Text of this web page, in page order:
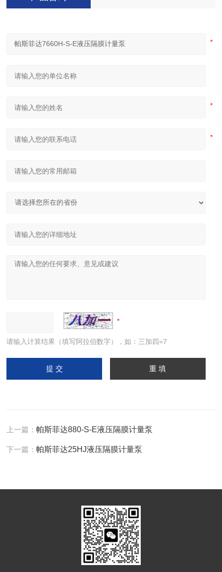
请输入计算结果（填写阿拉伯数字），如：三加四=7
上一篇：帕斯菲达880-S-E液压隔膜计量泵
下一篇：帕斯菲达25HJ液压隔膜计量泵